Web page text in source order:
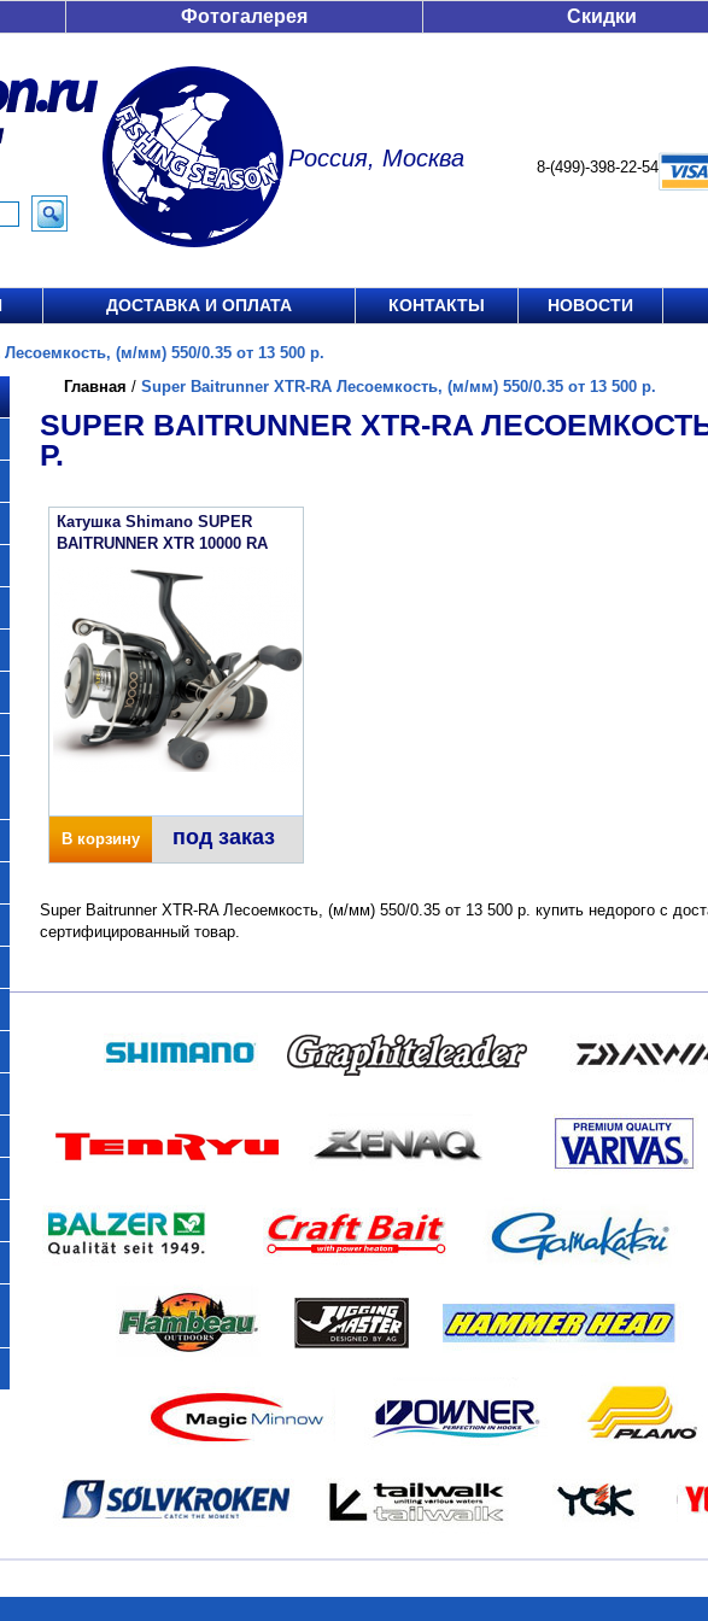
Фотогалерея Скидки
Россия, Москва 8-(499)-398-22-54
ДОСТАВКА И ОПЛАТА КОНТАКТЫ НОВОСТИ
(м/мм) 550/0.35 от 13 500 р.
Главная / Super Baitrunner XTR-RA Лесоемкость, (м/мм) 550/0.35 от 13 500 р.
SUPER BAITRUNNER XTR-RA
Р.
Катушка Shimano SUPER
BAITRUNNER XTR 10000 RA
В корзину под заказ
Super Baitrunner XTR-RA Лесоемкость, (м/мм) 550/0.35 от 13 500 р. купить недорого с
сертифицированный товар.